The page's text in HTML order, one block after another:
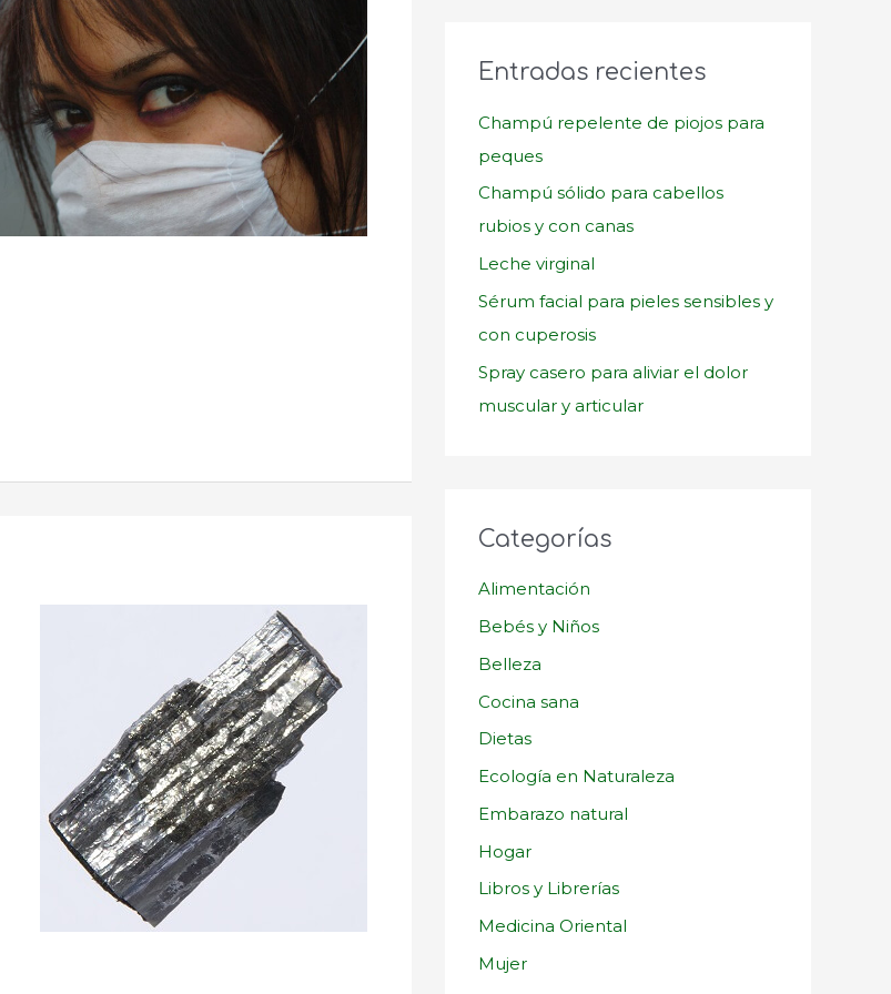
r
p
o
r
Entradas recientes
Champú repelente de piojos para
peques
Champú sólido para cabellos
rubios y con canas
Leche virginal
Sérum facial para pieles sensibles y
con cuperosis
Spray casero para aliviar el dolor
muscular y articular
Categorías
Alimentación
Bebés y Niños
Belleza
Cocina sana
Dietas
Ecología en Naturaleza
Embarazo natural
Hogar
Libros y Librerías
Medicina Oriental
Mujer